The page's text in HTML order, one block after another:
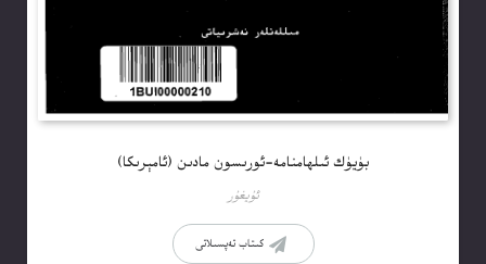
بۈيۈك ئىلھامنامە-ئورىسون مادىن (ئامېرىكا)
ئۇيغۇر
كىتاب تەپسىلاتى